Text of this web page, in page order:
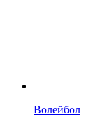
Волейбол